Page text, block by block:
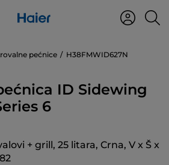
pećnice H38FMWID627N
ID Sidewing
6
+ grill, 25 litara, Crna, V x Š x